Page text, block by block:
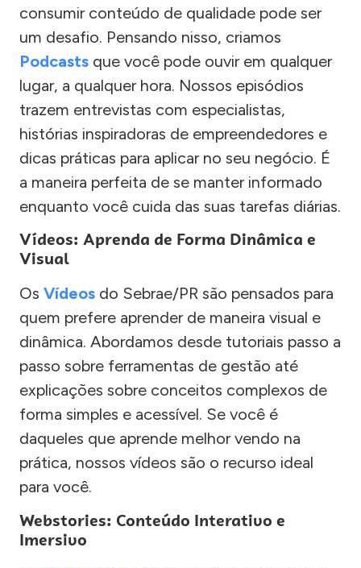
consumir conteúdo de qualidade pode ser
um desafio. Pensando nisso, criamos
Podcasts que você pode ouvir em qualquer
lugar, a qualquer hora. Nossos episódios
trazem entrevistas com especialistas,
histórias inspiradoras de empreendedores e
dicas práticas para aplicar no seu negócio. É
a maneira perfeita de se manter informado
enquanto você cuida das suas tarefas diárias.
Vídeos: Aprenda de Forma Dinâmica e
Visual
Os Vídeos do Sebrae/PR são pensados para
quem prefere aprender de maneira visual e
dinâmica. Abordamos desde tutoriais passo a
passo sobre ferramentas de gestão até
explicações sobre conceitos complexos de
forma simples e acessível. Se você é
daqueles que aprende melhor vendo na
prática, nossos vídeos são o recurso ideal
para você.
Webstories: Conteúdo Interativo e
Imersivo